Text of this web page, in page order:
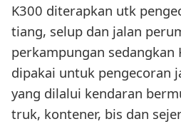
K300 diterapkan utk
tiang, selup dan jalan
perkampungan sedangkan
dipakai untuk pengecoran
yang dilalui kendaran
truk, kontener, bis dan